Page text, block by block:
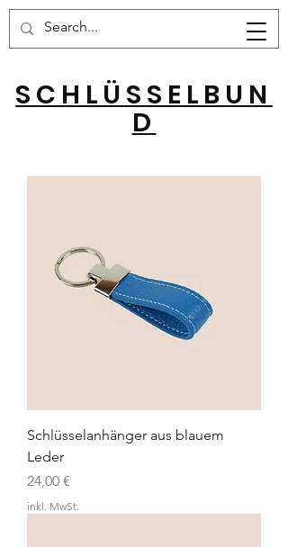
SCHLÜSSELBUN
D
Schlüsselanhänger aus blauem
Leder
Preis
24,00 €
inkl. MwSt.